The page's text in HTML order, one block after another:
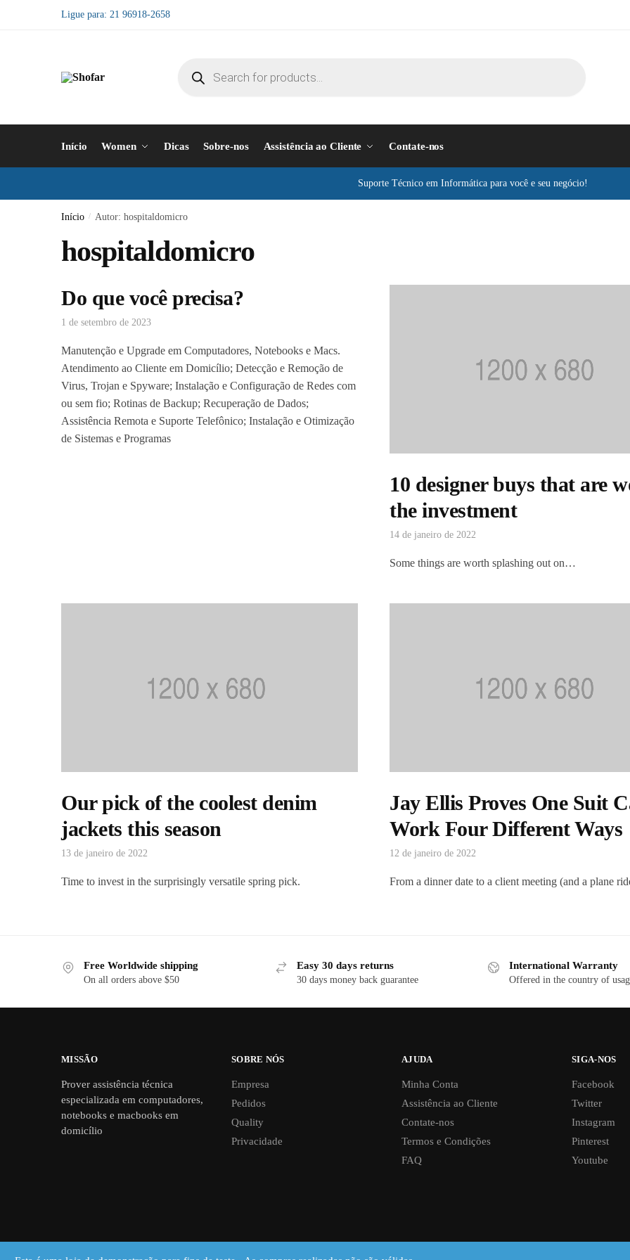
Ligue para: 21 96918-2658
search
Início Women Dicas Sobre-nos Assistência ao Cliente Contate-nos
Suporte Técnico em Informática para você e seu negócio!
Início / Autor: hospitaldomicro
hospitaldomicro
Do que você precisa?
1 de setembro de 2023
Manutenção e Upgrade em Computadores, Notebooks e Macs.
Atendimento ao Cliente em Domicílio; Detecção e Remoção de
Virus, Trojan e Spyware; Instalação e Configuração de Redes com
ou sem fio; Rotinas de Backup; Recuperação de Dados;
Assistência Remota e Suporte Telefônico; Instalação e Otimização
de Sistemas e Programas
10 designer buys that are
the investment
14 de janeiro de 2022
Some things are worth splashing out on…
Our pick of the coolest denim
jackets this season
13 de janeiro de 2022
Time to invest in the surprisingly versatile spring pick.
Jay Ellis Proves One Suit
Work Four Different Ways
12 de janeiro de 2022
From a dinner date to a client meeting (and a plane
Free Worldwide shipping
On all orders above $50
Easy 30 days returns
30 days money back guarantee
International Warranty
Offered in the country of
MISSÃO
Prover assistência técnica
especializada em computadores,
notebooks e macbooks em
domicílio
SOBRE NÓS
Empresa
Pedidos
Quality
Privacidade
AJUDA
Minha Conta
Assistência ao Cliente
Contate-nos
Termos e Condições
FAQ
SIGA-NOS
Facebook
Twitter
Instagram
Pinterest
Youtube